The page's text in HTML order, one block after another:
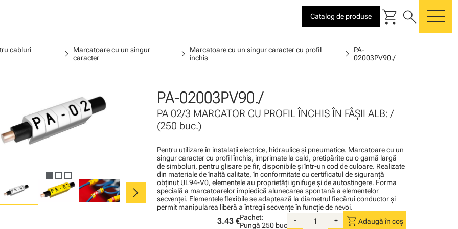
Catalog de produse shopping_cart search
cabluri
chevron_right
Marcatoare cu un singur
caracter
chevron_rightMarcatoare cu un singur caracter cu profil
închis
chevron_rightPA-
02003PV90./
chevron_right
PA-02003PV90./
PA 02/3 MARCATOR CU PROFIL ÎNCHIS ÎN FÂŞII ALB: /
(250 buc.)
Pentru utilizare în instalaţii electrice, hidraulice şi pneumatice. Marcatoare cu un
singur caracter cu profil închis, imprimate la cald, pretipărite cu o gamă largă
de simboluri, pentru glisare pe fir, disponibile şi într-un cod de culoare. Realizate
din materiale de înaltă calitate, în conformitate cu certificatul de siguranţă
obţinut UL94-V0, elementele au proprietăţi ignifuge şi de autostingere. Forma
specială a marcatoarelor împiedică alunecarea spontană a elementelor
secvenţei. Elementele flexibile se adaptează la diametrul fiecărui conductor şi
permit manipularea liberă a întregii secvenţe în funcţie de nevoi.
3.43 €Pachet:
Pungă 250 buc
- + shopping_cart Adaugă în coș